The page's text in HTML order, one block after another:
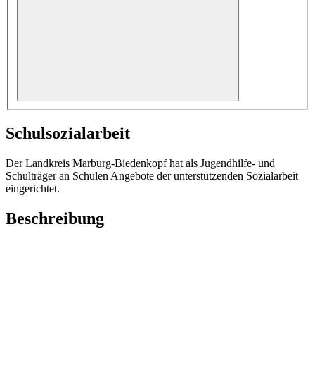
Schulsozialarbeit
Der Landkreis Marburg-Biedenkopf hat als Jugendhilfe- und
Schulträger an Schulen Angebote der unterstützenden Sozialarbeit
eingerichtet.
Beschreibung